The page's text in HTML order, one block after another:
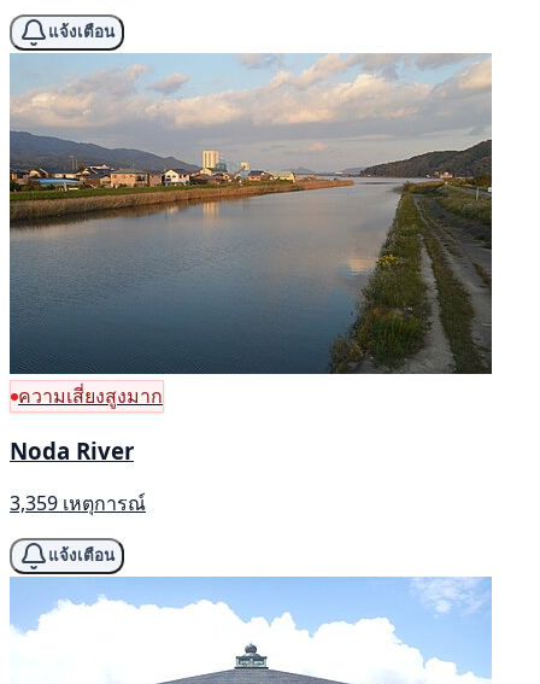
แจ้งเตือน
ความเสี่ยงสูงมาก
Noda River
3,359 เหตุการณ์
แจ้งเตือน